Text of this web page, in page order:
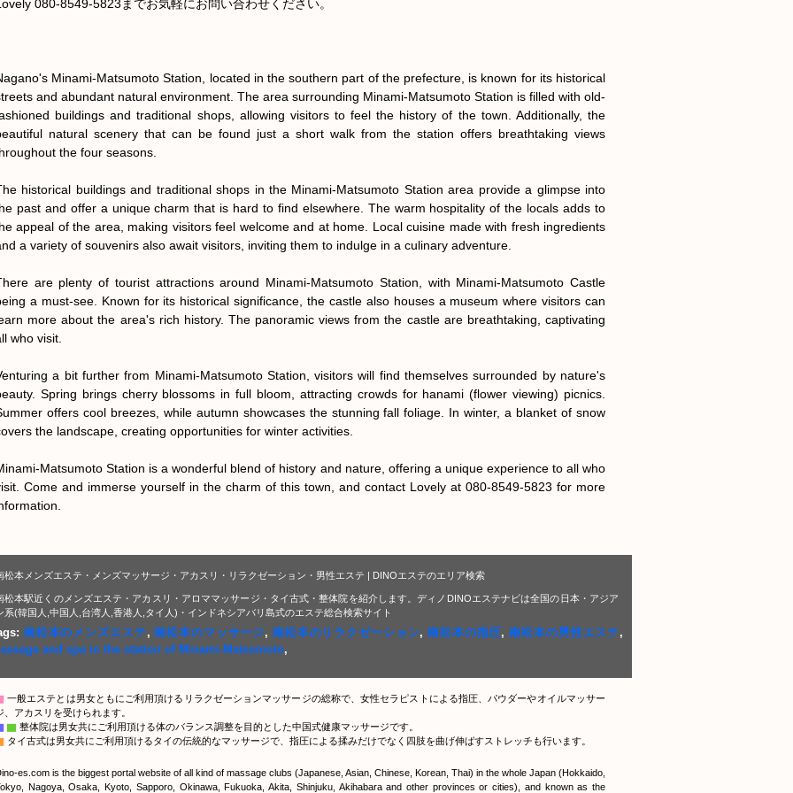
080-8549-5823までお気軽にお問い合わせください。
Minami-Matsumoto Station, located in the southern part of the prefecture, is known for its historical
and abundant natural environment. The area surrounding Minami-Matsumoto Station is filled with old-
buildings and traditional shops, allowing visitors to feel the history of the town. Additionally, the
natural scenery that can be found just a short walk from the station offers breathtaking views
the four seasons.
historical buildings and traditional shops in the Minami-Matsumoto Station area provide a glimpse into
past and offer a unique charm that is hard to find elsewhere. The warm hospitality of the locals adds to
appeal of the area, making visitors feel welcome and at home. Local cuisine made with fresh ingredients
a variety of souvenirs also await visitors, inviting them to indulge in a culinary adventure.
are plenty of tourist attractions around Minami-Matsumoto Station, with Minami-Matsumoto Castle
a must-see. Known for its historical significance, the castle also houses a museum where visitors can
more about the area's rich history. The panoramic views from the castle are breathtaking, captivating
who visit.
a bit further from Minami-Matsumoto Station, visitors will find themselves surrounded by nature's
Spring brings cherry blossoms in full bloom, attracting crowds for hanami (flower viewing) picnics.
offers cool breezes, while autumn showcases the stunning fall foliage. In winter, a blanket of snow
the landscape, creating opportunities for winter activities.
Matsumoto Station is a wonderful blend of history and nature, offering a unique experience to all who
Come and immerse yourself in the charm of this town, and contact Lovely at 080-8549-5823 for more
松本メンズエステ・メンズマッサージ・アカスリ・リラクゼーション・男性エステ | DINOエステのエリア検索
松本駅近くのメンズエステ・アカスリ・アロママッサージ・タイ古式・整体院を紹介します。ディノDINOエステナビは全国の日本・アジア
系(韓国人,中国人,台湾人,香港人,タイ人)・インドネシアバリ島式のエステ総合検索サイト
南松本のメンズエステ,南松本のマッサージ,南松本のリラクゼーション,南松本の指圧,南松本の男性エステ,
and spa in the station of Minami-Matsumoto,
一般エステとは男女ともにご利用頂けるリラクゼーションマッサージの総称で、女性セラピストによる指圧、パウダーやオイルマッサー
、アカスリを受けられます。
▇ 整体院は男女共にご利用頂ける体のバランス調整を目的とした中国式健康マッサージです。
タイ古式は男女共にご利用頂けるタイの伝統的なマッサージで、指圧による揉みだけでなく四肢を曲げ伸ばすストレッチも行います。
es.com is the biggest portal website of all kind of massage clubs (Japanese, Asian, Chinese, Korean, Thai) in the whole Japan (Hokkaido,
Nagoya, Osaka, Kyoto, Sapporo, Okinawa, Fukuoka, Akita, Shinjuku, Akihabara and other provinces or cities), and known as the